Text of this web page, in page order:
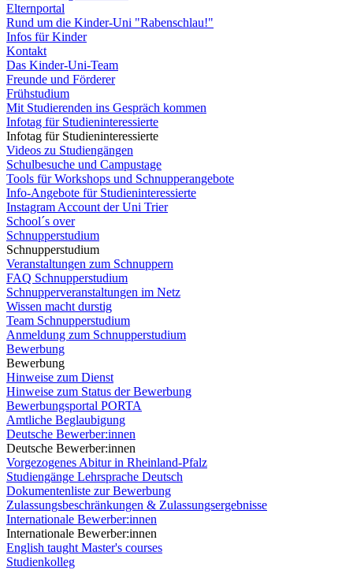
Elternportal
Rund um die Kinder-Uni "Rabenschlau!"
Infos für Kinder
Kontakt
Das Kinder-Uni-Team
Freunde und Förderer
Frühstudium
Mit Studierenden ins Gespräch kommen
Infotag für Studieninteressierte
Infotag für Studieninteressierte
Videos zu Studiengängen
Schulbesuche und Campustage
Tools für Workshops und Schnupperangebote
Info-Angebote für Studieninteressierte
Instagram Account der Uni Trier
School´s over
Schnupperstudium
Schnupperstudium
Veranstaltungen zum Schnuppern
FAQ Schnupperstudium
Schnupperveranstaltungen im Netz
Wissen macht durstig
Team Schnupperstudium
Anmeldung zum Schnupperstudium
Bewerbung
Bewerbung
Hinweise zum Dienst
Hinweise zum Status der Bewerbung
Bewerbungsportal PORTA
Amtliche Beglaubigung
Deutsche Bewerber:innen
Deutsche Bewerber:innen
Vorgezogenes Abitur in Rheinland-Pfalz
Studiengänge Lehrsprache Deutsch
Dokumentenliste zur Bewerbung
Zulassungsbeschränkungen & Zulassungsergebnisse
Internationale Bewerber:innen
Internationale Bewerber:innen
English taught Master's courses
Studienkolleg